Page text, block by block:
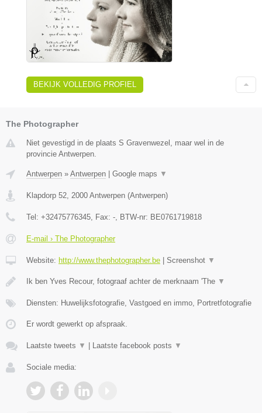
BEKIJK VOLLEDIG PROFIEL
The Photographer
Niet gevestigd in de plaats S Gravenwezel, maar wel in de
provincie Antwerpen.
Antwerpen » Antwerpen Google maps ▼
Klapdorp 52 2000 Antwerpen (Antwerpen)
Tel: +32475776345 , Fax: - , BTW-nr: BE0761719818
E-mail › The Photographer
Website: http://www.thephotographer.be Screenshot ▼
Ik ben Yves Recour, fotograaf achter de merknaam 'The ▼
Diensten: Huwelijksfotografie, Vastgoed en immo, Portretfotografie
Er wordt gewerkt op afspraak.
Laatste tweets ▼ Laatste facebook posts ▼
Sociale media: